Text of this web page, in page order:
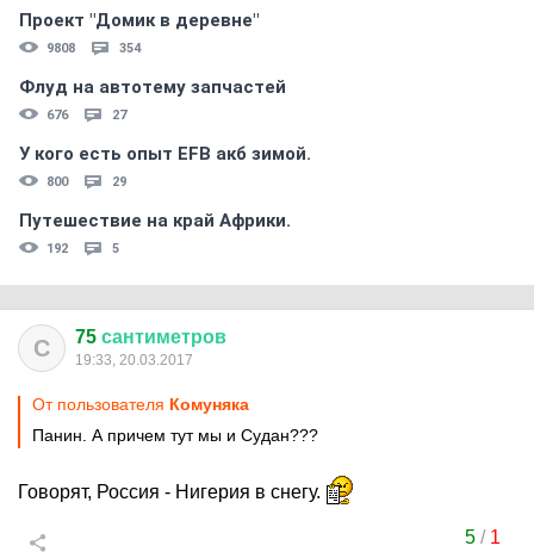
Проект "Домик в деревне"
9808 354
Флуд на автотему запчастей
676 27
У кого есть опыт EFB акб зимой.
800 29
Путешествие на край Африки.
192 5
С 75 сантиметров
19:33, 20.03.2017
От пользователя Комуняка
Панин. А причем тут мы и Судан???
Говорят, Россия - Нигерия в снегу.
5/ 1